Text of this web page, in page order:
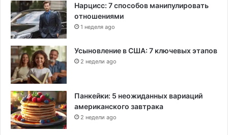
Нарцисс: 7 способов манипулировать
отношениями
1 неделя ago
Усыновление в США: 7 ключевых этапов
2 недели ago
Панкейки: 5 неожиданных вариаций
американского завтрака
2 недели ago